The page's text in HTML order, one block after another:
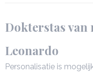
Dokterstas
Leonardo
Personalisatie is